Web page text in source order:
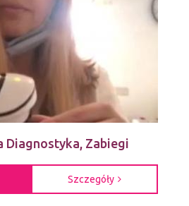
Diagnostyka, Zabiegi
Szczegóły